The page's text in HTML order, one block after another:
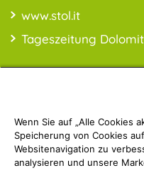
www.stol.it
Tageszeitung
PREISINFO:* Alle Preise
Wenn Sie auf „Alle Cookies
Speicherung von Cookies
Websitenavigation zu
analysieren und unsere